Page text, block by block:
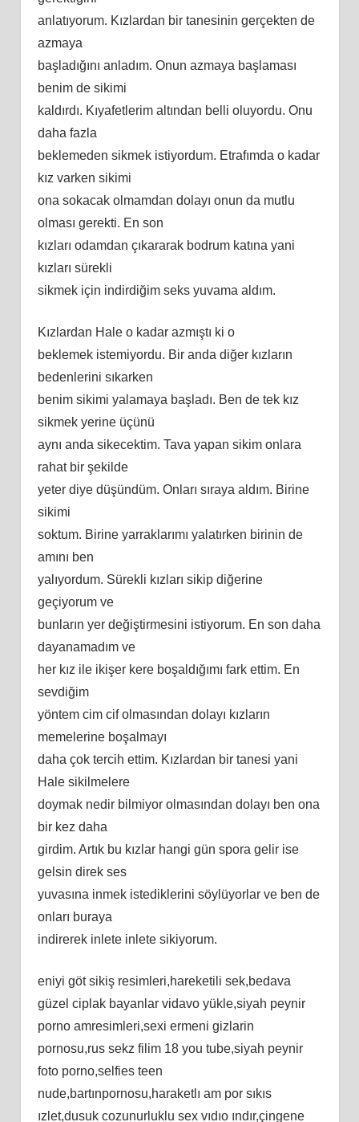
anlatıyorum. Kızlardan bir tanesinin gerçekten de
azmaya
başladığını anladım. Onun azmaya başlaması
benim de sikimi
kaldırdı. Kıyafetlerim altından belli oluyordu. Onu
daha fazla
beklemeden sikmek istiyordum. Etrafımda o kadar
kız varken sikimi
ona sokacak olmamdan dolayı onun da mutlu
olması gerekti. En son
kızları odamdan çıkararak bodrum katına yani
kızları sürekli
sikmek için indirdiğim seks yuvama aldım.
Kızlardan Hale o kadar azmıştı ki o
beklemek istemiyordu. Bir anda diğer kızların
bedenlerini sıkarken
benim sikimi yalamaya başladı. Ben de tek kız
sikmek yerine üçünü
aynı anda sikecektim. Tava yapan sikim onlara
rahat bir şekilde
yeter diye düşündüm. Onları sıraya aldım. Birine
sikimi
soktum. Birine yarraklarımı yalatırken birinin de
amını ben
yalıyordum. Sürekli kızları sikip diğerine
geçiyorum ve
bunların yer değiştirmesini istiyorum. En son daha
dayanamadım ve
her kız ile ikişer kere boşaldığımı fark ettim. En
sevdiğim
yöntem cim cif olmasından dolayı kızların
memelerine boşalmayı
daha çok tercih ettim. Kızlardan bir tanesi yani
Hale sikilmelere
doymak nedir bilmiyor olmasından dolayı ben ona
bir kez daha
girdim. Artık bu kızlar hangi gün spora gelir ise
gelsin direk ses
yuvasına inmek istediklerini söylüyorlar ve ben de
onları buraya
indirerek inlete inlete sikiyorum.
eniyi göt sikiş resimleri,hareketili sek,bedava
güzel ciplak bayanlar vidavo yükle,siyah peynir
porno amresimleri,sexi ermeni gizlarin
pornosu,rus sekz filim 18 you tube,siyah peynir
foto porno,selfies teen
nude,bartınpornosu,haraketlı am por sıkıs
ızlet,dusuk cozunurluklu sex vıdıo ındır,çingene